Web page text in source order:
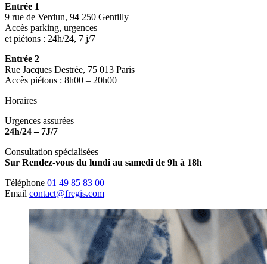
Entrée 1
9 rue de Verdun, 94 250 Gentilly
Accès parking, urgences
et piétons : 24h/24, 7 j/7
Entrée 2
Rue Jacques Destrée, 75 013 Paris
Accès piétons : 8h00 – 20h00
Horaires
Urgences assurées
24h/24 – 7J/7
Consultation spécialisées
Sur Rendez-vous du lundi au samedi de 9h à 18h
Téléphone 01 49 85 83 00
Email contact@fregis.com